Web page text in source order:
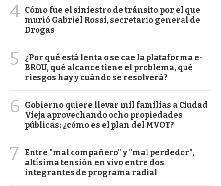
4 Cómo fue el siniestro de tránsito por el que
murió Gabriel Rossi, secretario general de
Drogas
5
¿Por qué está lenta o se cae la plataforma e-
BROU, qué alcance tiene el problema, qué
riesgos hay y cuándo se resolverá?
6
Gobierno quiere llevar mil familias a Ciudad
Vieja aprovechando ocho propiedades
públicas: ¿cómo es el plan del MVOT?
7
Entre "mal compañero" y "mal perdedor",
altísima tensión en vivo entre dos
integrantes de programa radial